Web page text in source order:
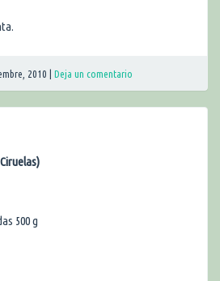
2010 | Deja un comentario
500 g